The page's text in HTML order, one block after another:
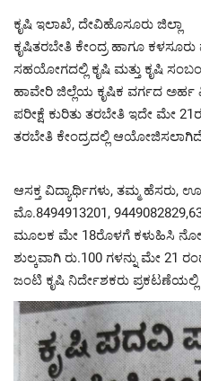
ಕೃಷಿ ಇಲಾಖೆ, ದೇವಿಹೊಸೂರು ಜಿಲ್ಲಾ
ಕೃಷಿತರಬೇತಿ ಕೇಂದ್ರ ಹಾಗೂ
ಸಹಯೋಗದಲ್ಲಿ ಕೃಷಿ ಮತ್ತು ಕೃಷಿ
ಹಾವೇರಿ ಜಿಲ್ಲೆಯ ಕೃಷಿಕ ವರ್ಗದ ಅರ್ಹ
ಪರೀಕ್ಷೆ ಕುರಿತು ತರಬೇತಿ ಇದೇ ಮೇ
ತರಬೇತಿ ಕೇಂದ್ರದಲ್ಲಿ
ಆಸಕ್ತ ವಿದ್ಯಾರ್ಥಿಗಳು, ತಮ್ಮ ಹೆಸರು,
ಮೊ.8494913201,
ಮೂಲಕ ಮೇ 18ರೊಳಗೆ ಕಳುಹಿಸಿ
ಶುಲ್ಕವಾಗಿ ರು.100 ಗಳನ್ನು ಮೇ 21
ಜಂಟಿ ಕೃಷಿ ನಿರ್ದೇಶಕರು ಪ್ರಕಟಣೆಯಲ್ಲಿ